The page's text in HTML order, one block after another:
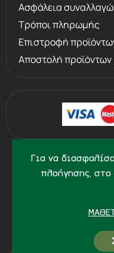
Για να
πλοήγησης,
Ασφάλεια
Τρόποι πληρωμής
Επιστροφή
Αποστολή προϊόντων
© 2013 - 2026